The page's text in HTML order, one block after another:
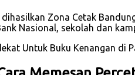
Zona Cetak
Nasional, sekolah dan